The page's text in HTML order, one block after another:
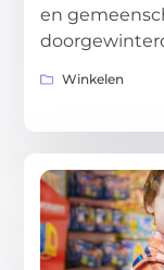
en
Winkelen